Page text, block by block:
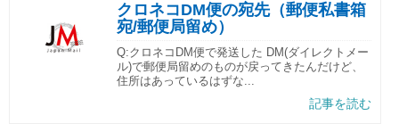
クロネコDM便の宛先（郵便私書箱
宛/郵便局留め）
Q:クロネコDM便で発送した DM(ダイレクトメー
ル)で郵便局留めのものが戻ってきたんだけど、
住所はあっているはずな...
記事を読む